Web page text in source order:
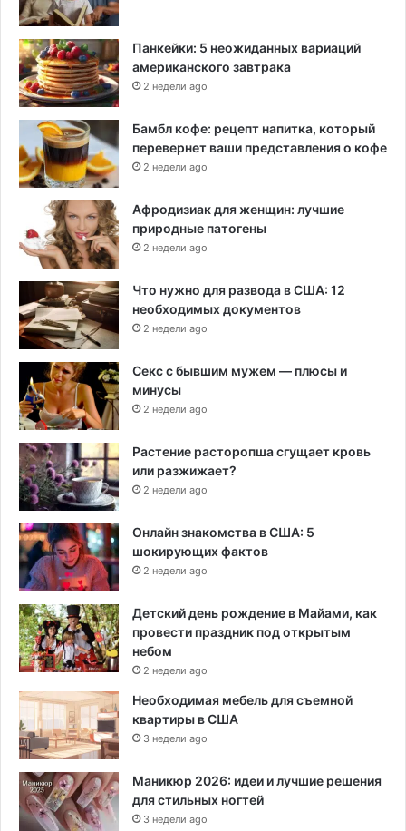
е
ю
т
и
с
в
о
д
е
т
д
м
о
й
к
г
д
о
н
и
б
ы
л
и
д
е
п
о
р
и
р
о
в
ы
Панкейки: 5 неожиданных вариаций
американского завтрака
2 недели ago
Бамбл кофе: рецепт напитка, который
перевернет ваши представления о кофе
2 недели ago
Афродизиак для женщин: лучшие
природные патогены
2 недели ago
Что нужно для развода в США: 12
необходимых документов
2 недели ago
Секс с бывшим мужем — плюсы и
минусы
2 недели ago
Растение расторопша сгущает кровь
или разжижает?
2 недели ago
Онлайн знакомства в США: 5
шокирующих фактов
2 недели ago
Детский день рождение в Майами, как
провести праздник под открытым
небом
2 недели ago
Необходимая мебель для съемной
квартиры в США
3 недели ago
Маникюр 2026: идеи и лучшие решения
для стильных ногтей
3 недели ago